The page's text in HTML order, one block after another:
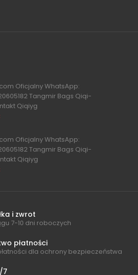
Oficjalny WhatsApp:
Tangmir Bags Qiqi-
Qiqiyg
Oficjalny WhatsApp:
Tangmir Bags Qiqi-
Qiqiyg
i zwrot
7-10 dni roboczych
płatności
dla ochrony bezpieczeństwa
7